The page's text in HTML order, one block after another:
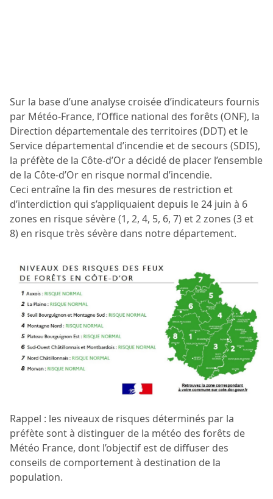
Sur la base d’une analyse croisée d’indicateurs fournis
par Météo-France, l’Office national des forêts (ONF), la
Direction départementale des territoires (DDT) et le
Service départemental d’incendie et de secours (SDIS),
la préfète de la Côte-d’Or a décidé de placer l’ensemble
de la Côte-d’Or en risque normal d’incendie.
Ceci entraîne la fin des mesures de restriction et
d’interdiction qui s’appliquaient depuis le 24 juin à 6
zones en risque sévère (1, 2, 4, 5, 6, 7) et 2 zones (3 et
8) en risque très sévère dans notre département.
Rappel : les niveaux de risques déterminés par la
préfète sont à distinguer de la météo des forêts de
Météo France, dont l’objectif est de diffuser des
conseils de comportement à destination de la
population.